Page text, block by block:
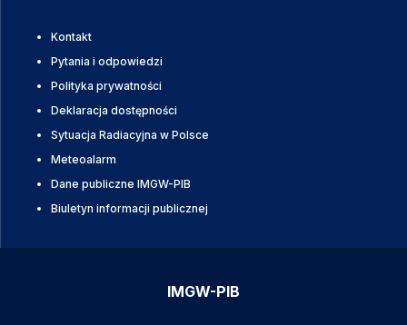
Kontakt
Pytania i odpowiedzi
Polityka prywatności
Deklaracja dostępności
Sytuacja Radiacyjna w Polsce
Meteoalarm
Dane publiczne IMGW-PIB
Biuletyn informacji publicznej
IMGW-PIB